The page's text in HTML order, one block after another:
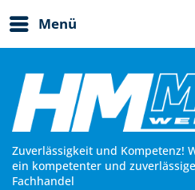
Menü
Zuverlässigkeit und Kompetenz!
ein kompetenter und
Fachhandel